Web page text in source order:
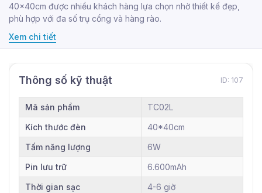
40x40cm được nhiều khách hàng lựa chọn nhờ thiết kế đẹp,
phù hợp với đa số trụ cổng và hàng rào.
Xem chi tiết
Thông số kỹ thuật ID: 107
Mã sản phẩm
TC02L
Kích thước đèn
40*40cm
Tấm năng lượng
6W
Pin lưu trữ
6.600mAh
Thời gian sạc
4-6 giờ